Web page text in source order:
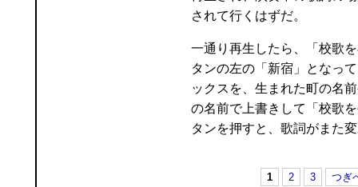
されて行くはずだ。
一通り再生したら、「校歌
タンの左の「新宿」となっ
ックスを、生まれた町の名
の名前で上書きして「校歌
タンを押すと、歌詞がまた
1 2 3 つぎ